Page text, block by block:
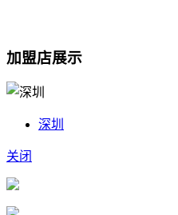
加盟店展示
深圳
关闭